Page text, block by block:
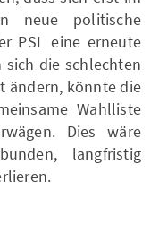
neue politische
PSL eine erneute
die schlechten
ändern, könnte die
Wahlliste
Dies wäre
langfristig